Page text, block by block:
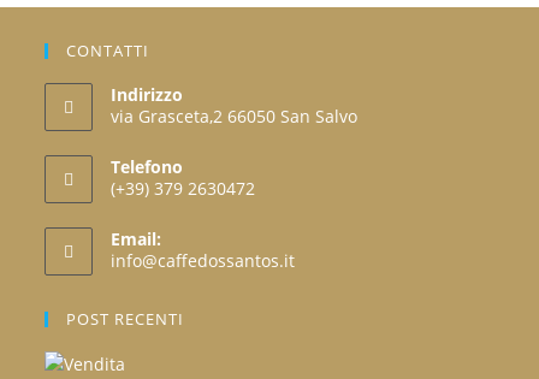
pagina
CONTATTI
Indirizzo
via Grasceta,2 66050 San Salvo
Telefono
(+39) 379 2630472
in
your
Email:
info@caffedossantos.itOpens
POST RECENTI